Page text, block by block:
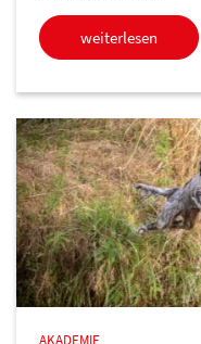
weiterlesen
AKADEMIE